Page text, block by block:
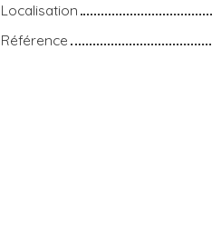
Localisation
Référence